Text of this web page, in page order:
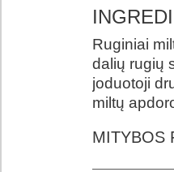
Ruginiai
dalių rugių
joduotoji
miltų
MITYBOS